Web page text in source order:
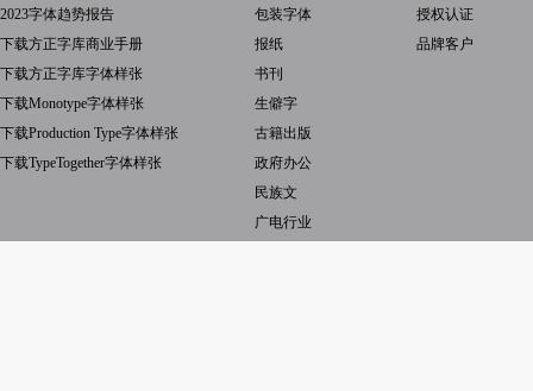
2023字体趋势报告
下载方正字库商业手册
下载方正字库字体样张
下载Monotype字体样张
下载Production Type字体样张
下载TypeTogether字体样张
包装字体
报纸
书刊
生僻字
古籍出版
政府办公
民族文
广电行业
授权认证
品牌客户